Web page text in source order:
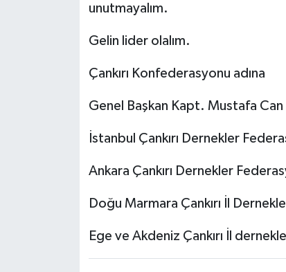
unutmayalım.
Gelin lider olalım.
Çankırı Konfederasyonu adına
Genel Başkan Kapt. Mustafa Can
İstanbul Çankırı Dernekler
Ankara Çankırı Dernekler
Doğu Marmara Çankırı İl
Ege ve Akdeniz Çankırı İl